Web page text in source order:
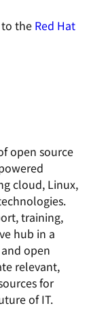
the Red Hat
open source
cloud, Linux,
training,
hub in a
open
relevant,
for
of IT.